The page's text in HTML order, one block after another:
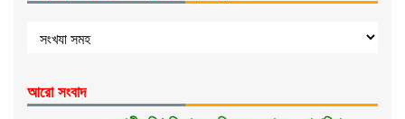
আরো সংবাদ